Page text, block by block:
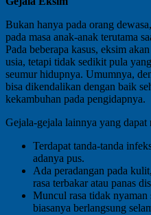
Bukan hanya pada orang
pada masa anak-anak terutama
Pada beberapa kasus, eksim
usia, tetapi tidak sedikit pula
seumur hidupnya. Umumnya,
bisa dikendalikan dengan baik
kekambuhan pada pengidapnya.
Gejala-gejala lainnya yang
Terdapat tanda-tanda
adanya pus.
Ada peradangan pada
rasa terbakar atau panas
Muncul rasa tidak nyaman
biasanya berlangsung